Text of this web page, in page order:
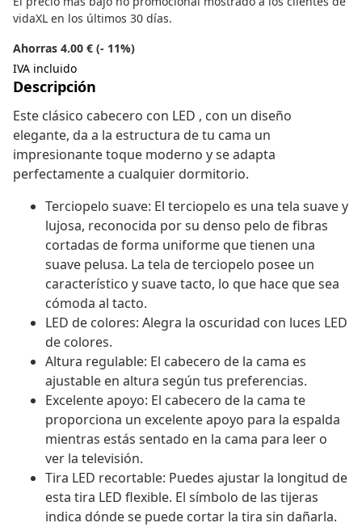
vidaXL en los últimos 30 días.
Ahorras 4.00 € (- 11%)
IVA incluido
Descripción
Este clásico cabecero con LED , con un diseño
elegante, da a la estructura de tu cama un
impresionante toque moderno y se adapta
perfectamente a cualquier dormitorio.
Terciopelo suave: El terciopelo es una tela suave y
lujosa, reconocida por su denso pelo de fibras
cortadas de forma uniforme que tienen una
suave pelusa. La tela de terciopelo posee un
característico y suave tacto, lo que hace que sea
cómoda al tacto.
LED de colores: Alegra la oscuridad con luces LED
de colores.
Altura regulable: El cabecero de la cama es
ajustable en altura según tus preferencias.
Excelente apoyo: El cabecero de la cama te
proporciona un excelente apoyo para la espalda
mientras estás sentado en la cama para leer o
ver la televisión.
Tira LED recortable: Puedes ajustar la longitud de
esta tira LED flexible. El símbolo de las tijeras
indica dónde se puede cortar la tira sin dañarla.